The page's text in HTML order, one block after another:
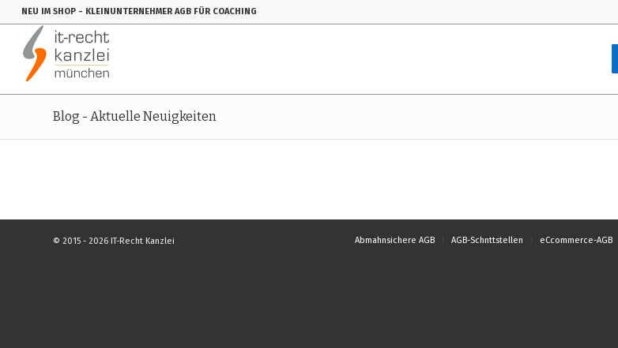
NEU IM SHOP - KLEINUNTERNEHMER AGB FÜR COACHING
Blog - Aktuelle Neuigkeiten
© 2015 - 2026 IT-Recht Kanzlei Abmahnsichere AGB AGB-Schnttstellen eCcommerce-AGB